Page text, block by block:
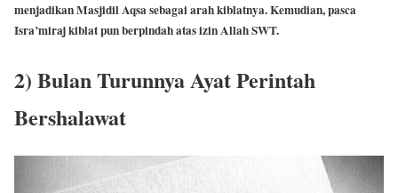
menjadikan Masjidil Aqsa sebagai arah kiblatnya. Kemudian, pasca
Isra’miraj kiblat pun berpindah atas izin Allah SWT.
2) Bulan Turunnya Ayat Perintah
Bershalawat